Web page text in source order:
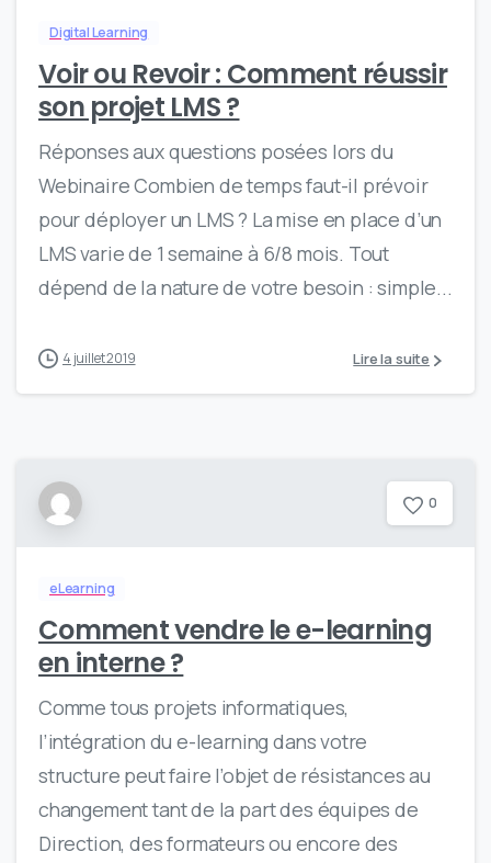
Digital Learning
Voir ou Revoir : Comment réussir
son projet LMS ?
Réponses aux questions posées lors du
Webinaire Combien de temps faut-il prévoir
pour déployer un LMS ? La mise en place d’un
LMS varie de 1 semaine à 6/8 mois. Tout
dépend de la nature de votre besoin : simple...
4 juillet 2019 Lire la suite
0
eLearning
Comment vendre le e-learning
en interne ?
Comme tous projets informatiques,
l’intégration du e-learning dans votre
structure peut faire l’objet de résistances au
changement tant de la part des équipes de
Direction, des formateurs ou encore des